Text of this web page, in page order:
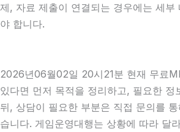
제, 자료 제출이 연결되는 경우에는 세부
야 합니다.
2026년06월02일 20시21분 현재 무료
있다면 먼저 목적을 정리하고, 필요한 정
뒤, 상담이 필요한 부분은 직접 문의를
습니다. 게임운영대행는 상황에 따라 달